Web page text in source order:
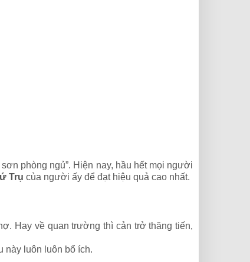
phòng ngủ”. Hiện nay, hầu hết mọi người
Trụ của người ấy để đạt hiệu quả cao nhất.
Hay về quan trường thì cản trở thăng tiến,
này luôn luôn bổ ích.